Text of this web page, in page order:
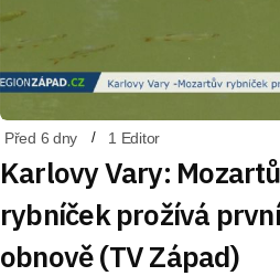
Před 6 dny 1 Editor
Karlovy Vary:
rybníček prožívá
obnově (TV Západ)